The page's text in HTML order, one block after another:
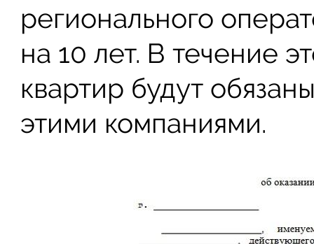
регионального
на 10 лет. В течение
квартир будут
этими компаниями.